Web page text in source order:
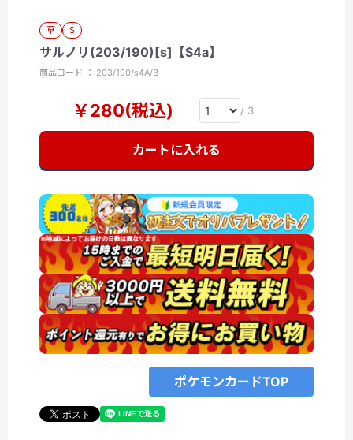
草 S
サルノリ(203/190)[s]【S4a】
商品コード ： 203/190/s4A/B
￥280(税込) / 3
カートに入れる
ポケモンカードTOP